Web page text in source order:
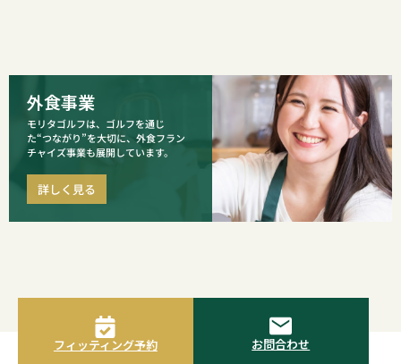
外食事業
モリタゴルフは、ゴルフを通じ
た“つながり”を大切に、外食フラン
チャイズ事業も展開しています。
詳しく見る
フィッティング予約 お問合わせ